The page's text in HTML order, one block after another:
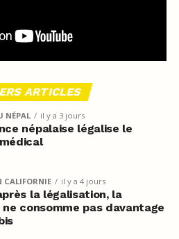
ARTICLES
NÉPAL il y a 3 jours
népalaise légalise le
CALIFORNIE il y a 4 jours
la légalisation, la
consomme pas davantage